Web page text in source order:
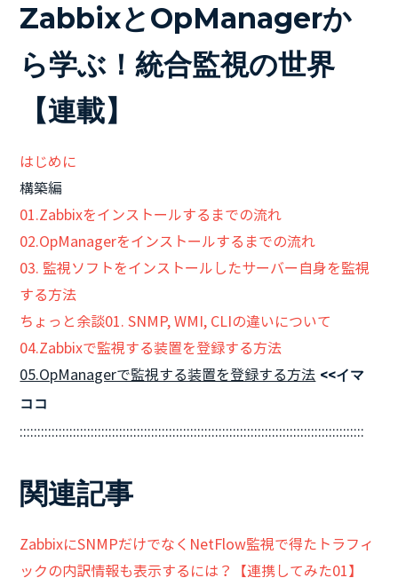
ZabbixとOpManagerか
ら学ぶ！統合監視の世界
【連載】
はじめに
構築編
01.Zabbixをインストールするまでの流れ
02.OpManagerをインストールするまでの流れ
03. 監視ソフトをインストールしたサーバー自身を監視
する方法
ちょっと余談01. SNMP, WMI, CLIの違いについて
04.Zabbixで監視する装置を登録する方法
05.OpManagerで監視する装置を登録する方法 <<イマ
ココ
:::::::::::::::::::::::::::::::::::::::::::::::::::::::::::::::::::::::::::::::::::::::::::::::::
関連記事
ZabbixにSNMPだけでなくNetFlow監視で得たトラフィ
ックの内訳情報も表示するには？【連携してみた01】